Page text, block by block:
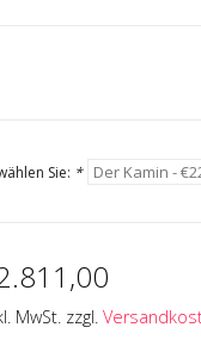
Sie: *
MwSt. zzgl.